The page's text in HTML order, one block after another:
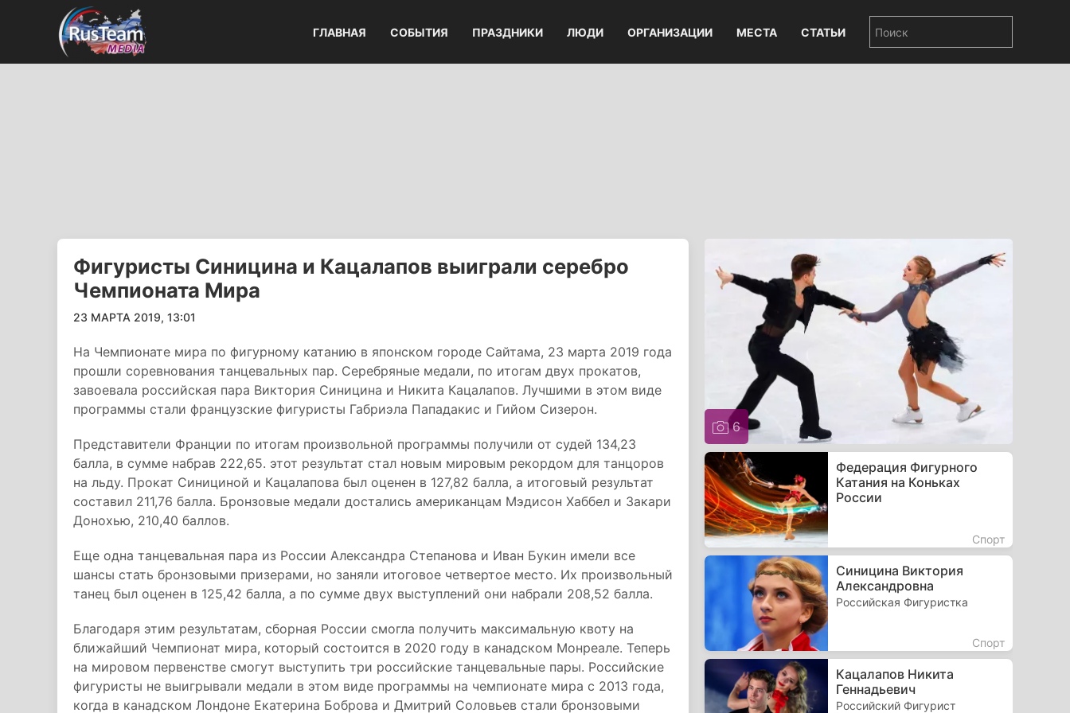
ГЛАВНАЯ СОБЫТИЯ ПРАЗДНИКИ ЛЮДИ ОРГАНИЗАЦИИ МЕСТА СТАТЬИ
Фигуристы Синицина и Кацалапов выиграли серебро
Чемпионата Мира
23 МАРТА 2019, 13:01
На Чемпионате мира по фигурному катанию в японском городе Сайтама, 23 марта 2019 года
прошли соревнования танцевальных пар. Серебряные медали, по итогам двух прокатов,
завоевала российская пара Виктория Синицина и Никита Кацалапов. Лучшими в этом виде
программы стали французские фигуристы Габриэла Пападакис и Гийом Сизерон.
Представители Франции по итогам произвольной программы получили от судей 134,23
балла, в сумме набрав 222,65. этот результат стал новым мировым рекордом для танцоров
на льду. Прокат Синициной и Кацалапова был оценен в 127,82 балла, а итоговый результат
составил 211,76 балла. Бронзовые медали достались американцам Мэдисон Хаббел и Закари
Донохью, 210,40 баллов.
Еще одна танцевальная пара из России Александра Степанова и Иван Букин имели все
шансы стать бронзовыми призерами, но заняли итоговое четвертое место. Их произвольный
танец был оценен в 125,42 балла, а по сумме двух выступлений они набрали 208,52 балла.
Благодаря этим результатам, сборная России смогла получить максимальную квоту на
ближайший Чемпионат мира, который состоится в 2020 году в канадском Монреале. Теперь
на мировом первенстве смогут выступить три российские танцевальные пары. Российские
фигуристы не выигрывали медали в этом виде программы на чемпионате мира с 2013 года,
когда в канадском Лондоне Екатерина Боброва и Дмитрий Соловьев стали бронзовыми
6
Федерация Фигурного
Катания на Коньках
России
Спорт
Синицина Виктория
Александровна
Российская Фигуристка
Спорт
Кацалапов Никита
Геннадьевич
Российский Фигурист